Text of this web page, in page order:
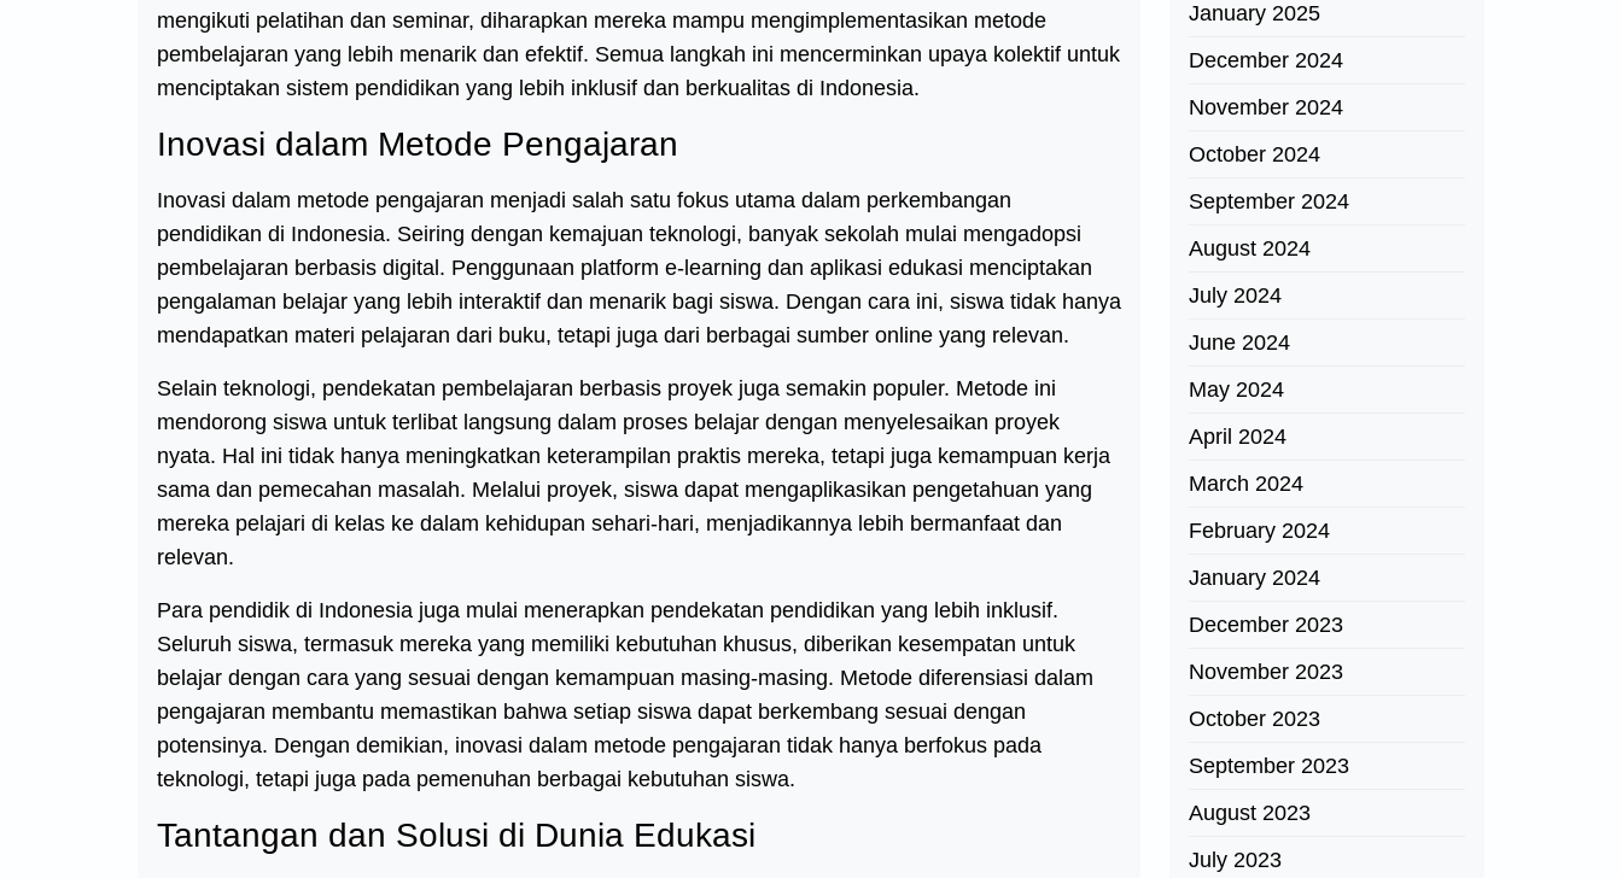
mengikuti pelatihan dan seminar, diharapkan mereka mampu mengimplementasikan metode
pembelajaran yang lebih menarik dan efektif. Semua langkah ini mencerminkan upaya kolektif untuk
menciptakan sistem pendidikan yang lebih inklusif dan berkualitas di Indonesia.
Inovasi dalam Metode Pengajaran
Inovasi dalam metode pengajaran menjadi salah satu fokus utama dalam perkembangan
pendidikan di Indonesia. Seiring dengan kemajuan teknologi, banyak sekolah mulai mengadopsi
pembelajaran berbasis digital. Penggunaan platform e-learning dan aplikasi edukasi menciptakan
pengalaman belajar yang lebih interaktif dan menarik bagi siswa. Dengan cara ini, siswa tidak hanya
mendapatkan materi pelajaran dari buku, tetapi juga dari berbagai sumber online yang relevan.
Selain teknologi, pendekatan pembelajaran berbasis proyek juga semakin populer. Metode ini
mendorong siswa untuk terlibat langsung dalam proses belajar dengan menyelesaikan proyek
nyata. Hal ini tidak hanya meningkatkan keterampilan praktis mereka, tetapi juga kemampuan kerja
sama dan pemecahan masalah. Melalui proyek, siswa dapat mengaplikasikan pengetahuan yang
mereka pelajari di kelas ke dalam kehidupan sehari-hari, menjadikannya lebih bermanfaat dan
relevan.
Para pendidik di Indonesia juga mulai menerapkan pendekatan pendidikan yang lebih inklusif.
Seluruh siswa, termasuk mereka yang memiliki kebutuhan khusus, diberikan kesempatan untuk
belajar dengan cara yang sesuai dengan kemampuan masing-masing. Metode diferensiasi dalam
pengajaran membantu memastikan bahwa setiap siswa dapat berkembang sesuai dengan
potensinya. Dengan demikian, inovasi dalam metode pengajaran tidak hanya berfokus pada
teknologi, tetapi juga pada pemenuhan berbagai kebutuhan siswa.
Tantangan dan Solusi di Dunia Edukasi
January 2025
December 2024
November 2024
October 2024
September 2024
August 2024
July 2024
June 2024
May 2024
April 2024
March 2024
February 2024
January 2024
December 2023
November 2023
October 2023
September 2023
August 2023
July 2023